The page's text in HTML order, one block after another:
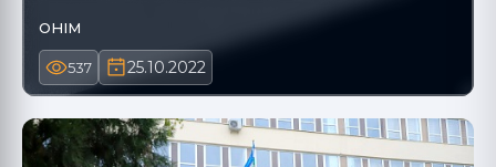
OHIM
537 25.10.2022